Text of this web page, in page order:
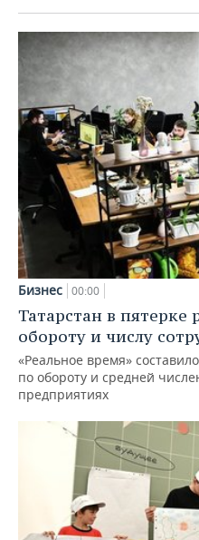
Бизнес 00:00
Татарстан в пятерке
обороту и числу
«Реальное время»
по обороту и средней
предприятиях